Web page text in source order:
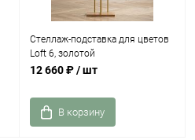
Стеллаж-подставка для цветов
Loft 6, золотой
12 660 ₽/ шт
В корзину